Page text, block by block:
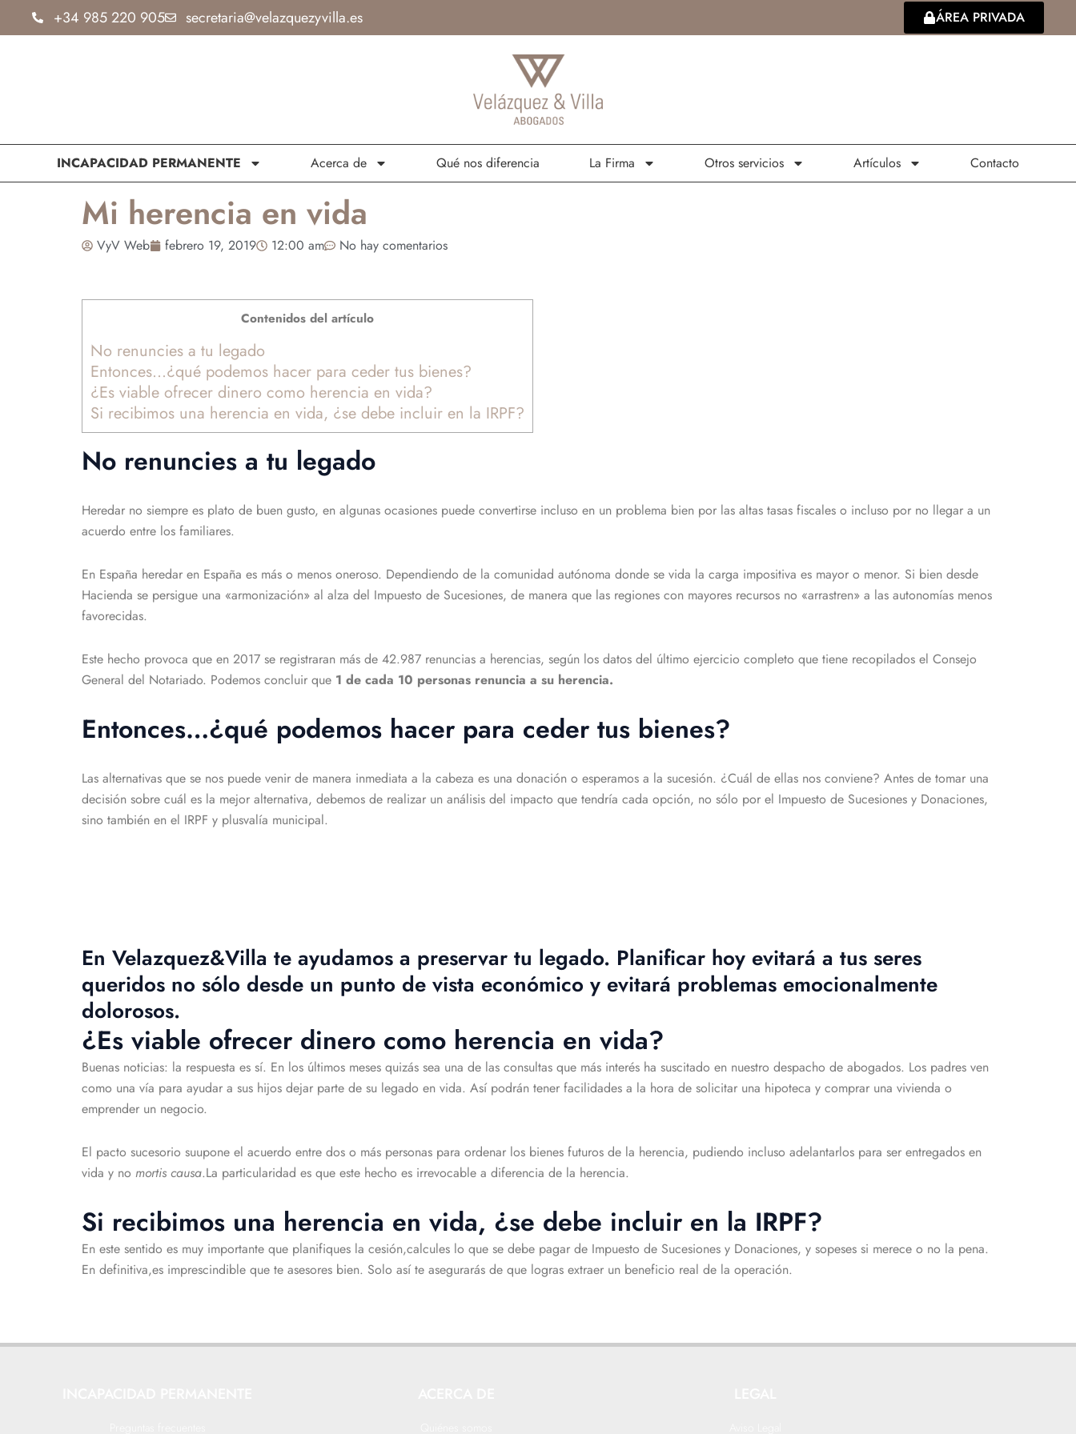
+34 985 220 905 secretaria@velazquezyvilla.es ÁREA PRIVADA
INCAPACIDAD PERMANENTE Acerca de Qué nos diferencia La Firma Otros servicios Artículos Contacto
Mi herencia en vida
VyV Web febrero 19, 2019 12:00 am No hay comentarios
Contenidos del artículo
No renuncies a tu legado
Entonces…¿qué podemos hacer para ceder tus bienes?
¿Es viable ofrecer dinero como herencia en vida?
Si recibimos una herencia en vida, ¿se debe incluir en la IRPF?
No renuncies a tu legado
Heredar no siempre es plato de buen gusto, en algunas ocasiones puede convertirse incluso en un problema bien por las altas tasas fiscales o incluso por no llegar a un
acuerdo entre los familiares.
En España heredar en España es más o menos oneroso. Dependiendo de la comunidad autónoma donde se vida la carga impositiva es mayor o menor. Si bien desde
Hacienda se persigue una «armonización» al alza del Impuesto de Sucesiones, de manera que las regiones con mayores recursos no «arrastren» a las autonomías menos
favorecidas.
Este hecho provoca que en 2017 se registraran más de 42.987 renuncias a herencias, según los datos del último ejercicio completo que tiene recopilados el Consejo
General del Notariado. Podemos concluir que 1 de cada 10 personas renuncia a su herencia.
Entonces…¿qué podemos hacer para ceder tus bienes?
Las alternativas que se nos puede venir de manera inmediata a la cabeza es una donación o esperamos a la sucesión. ¿Cuál de ellas nos conviene? Antes de tomar una
decisión sobre cuál es la mejor alternativa, debemos de realizar un análisis del impacto que tendría cada opción, no sólo por el Impuesto de Sucesiones y Donaciones,
sino también en el IRPF y plusvalía municipal.
En Velazquez&Villa te ayudamos a preservar tu legado. Planificar hoy evitará a tus seres
queridos no sólo desde un punto de vista económico y evitará problemas emocionalmente
dolorosos.
¿Es viable ofrecer dinero como herencia en vida?
Buenas noticias: la respuesta es sí. En los últimos meses quizás sea una de las consultas que más interés ha suscitado en nuestro despacho de abogados. Los padres ven
como una vía para ayudar a sus hijos dejar parte de su legado en vida. Así podrán tener facilidades a la hora de solicitar una hipoteca y comprar una vivienda o
emprender un negocio.
El pacto sucesorio suupone el acuerdo entre dos o más personas para ordenar los bienes futuros de la herencia, pudiendo incluso adelantarlos para ser entregados en
vida y no mortis causa.La particularidad es que este hecho es irrevocable a diferencia de la herencia.
Si recibimos una herencia en vida, ¿se debe incluir en la IRPF?
En este sentido es muy importante que planifiques la cesión,calcules lo que se debe pagar de Impuesto de Sucesiones y Donaciones, y sopeses si merece o no la pena.
En definitiva,es imprescindible que te asesores bien. Solo así te asegurarás de que logras extraer un beneficio real de la operación.